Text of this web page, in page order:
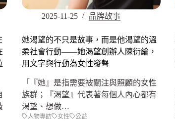
2025-11-25 品牌故事
她渴望的不只是故事，而是他渴望的溫
柔社會行動——她渴望創辦人陳衍綸，
用文字與行動為女性發聲
「『她』是指需要被關注與照顧的女性
族群；『渴望』代表著每個人內心都有
渴望、想做…
人物專訪 女性 公益